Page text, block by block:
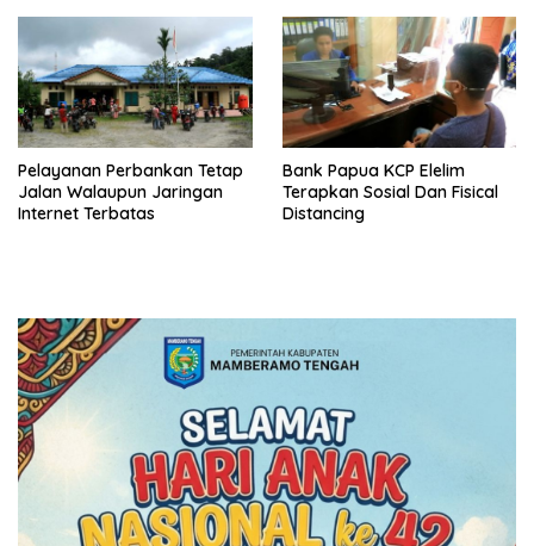
Pelayanan Perbankan Tetap
Jalan Walaupun Jaringan
Internet Terbatas
Bank Papua KCP Elelim
Terapkan Sosial Dan Fisical
Distancing